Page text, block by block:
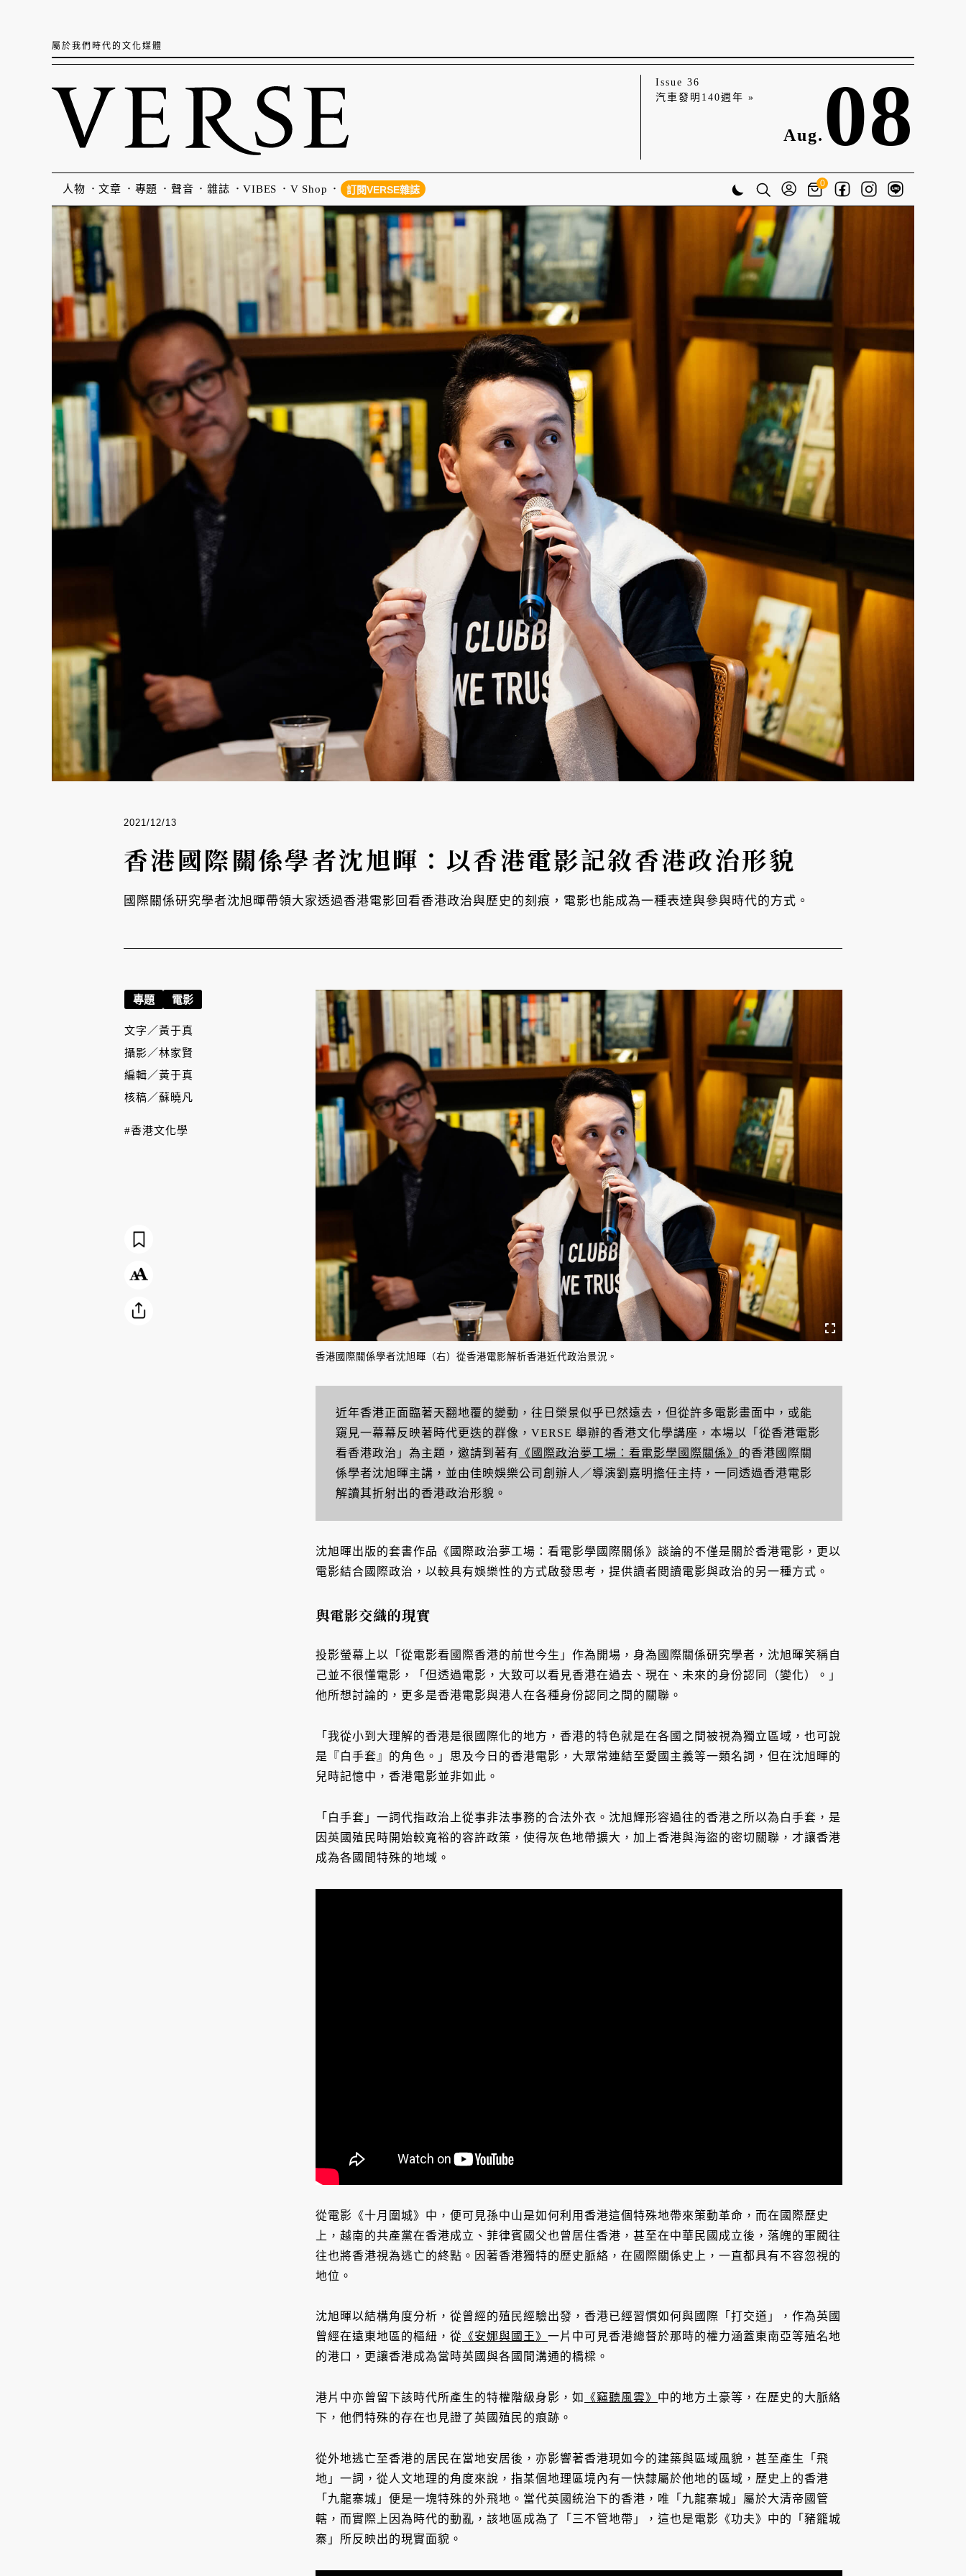
屬於我們時代的文化媒體
Issue 36
汽車發明140週年 »
Aug. 08
人物 文章 專題 聲音 雜誌 VIBES V Shop 訂閱VERSE雜誌
0
2021/12/13
香港國際關係學者沈旭暉：以香港電影記敘香港政治形貌
國際關係研究學者沈旭暉帶領大家透過香港電影回看香港政治與歷史的刻痕，電影也能成為一種表達與參與時代的方式。
香港國際關係學者沈旭暉（右）從香港電影解析香港近代政治景況。
近年香港正面臨著天翻地覆的變動，往日榮景似乎已然遠去，但從許多電影畫面中，或能
窺見一幕幕反映著時代更迭的群像，VERSE 舉辦的香港文化學講座，本場以「從香港電影
看香港政治」為主題，邀請到著有 《國際政治夢工場：看電影學國際關係》 的香港國際關
係學者沈旭暉主講，並由佳映娛樂公司創辦人／導演劉嘉明擔任主持，一同透過香港電影
解讀其折射出的香港政治形貌。
沈旭暉出版的套書作品《國際政治夢工場：看電影學國際關係》談論的不僅是關於香港電影，更以
電影結合國際政治，以較具有娛樂性的方式啟發思考，提供讀者閱讀電影與政治的另一種方式。
與電影交織的現實
投影螢幕上以「從電影看國際香港的前世今生」作為開場，身為國際關係研究學者，沈旭暉笑稱自
己並不很懂電影，「但透過電影，大致可以看見香港在過去、現在、未來的身份認同（變化）。」
他所想討論的，更多是香港電影與港人在各種身份認同之間的關聯。
「我從小到大理解的香港是很國際化的地方，香港的特色就是在各國之間被視為獨立區域，也可說
是『白手套』的角色。」思及今日的香港電影，大眾常連結至愛國主義等一類名詞，但在沈旭暉的
兒時記憶中，香港電影並非如此。
「白手套」一詞代指政治上從事非法事務的合法外衣。沈旭輝形容過往的香港之所以為白手套，是
因英國殖民時開始較寬裕的容許政策，使得灰色地帶擴大，加上香港與海盜的密切關聯，才讓香港
成為各國間特殊的地域。
從電影《十月圍城》中，便可見孫中山是如何利用香港這個特殊地帶來策動革命，而在國際歷史
上，越南的共產黨在香港成立、菲律賓國父也曾居住香港，甚至在中華民國成立後，落魄的軍閥往
往也將香港視為逃亡的終點。因著香港獨特的歷史脈絡，在國際關係史上，一直都具有不容忽視的
地位。
沈旭暉以結構角度分析，從曾經的殖民經驗出發，香港已經習慣如何與國際「打交道」，作為英國
曾經在遠東地區的樞紐，從 《安娜與國王》 一片中可見香港總督於那時的權力涵蓋東南亞等殖名地
的港口，更讓香港成為當時英國與各國間溝通的橋樑。
港片中亦曾留下該時代所產生的特權階級身影，如 《竊聽風雲》 中的地方土豪等，在歷史的大脈絡
下，他們特殊的存在也見證了英國殖民的痕跡。
從外地逃亡至香港的居民在當地安居後，亦影響著香港現如今的建築與區域風貌，甚至產生「飛
地」一詞，從人文地理的角度來說，指某個地理區境內有一快隸屬於他地的區域，歷史上的香港
「九龍寨城」便是一塊特殊的外飛地。當代英國統治下的香港，唯「九龍寨城」屬於大清帝國管
轄，而實際上因為時代的動亂，該地區成為了「三不管地帶」，這也是電影《功夫》中的「豬籠城
寨」所反映出的現實面貌。
專題 電影
文字／黃于真
攝影／林家賢
編輯／黃于真
核稿／蘇曉凡
#香港文化學